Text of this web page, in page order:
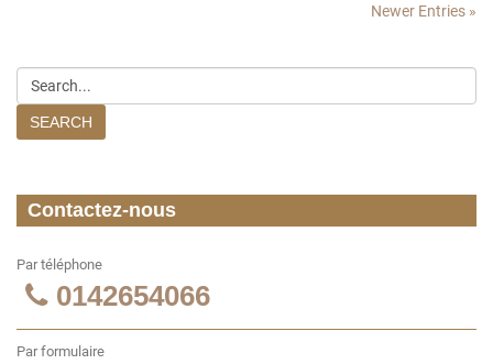
Newer Entries »
SEARCH
Contactez-nous
Par téléphone
0142654066
Par formulaire